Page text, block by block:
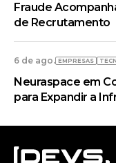
Fraude
de Recrutamento
6 de ago. EMPRESAS
Neuraspace em
para Expandir a